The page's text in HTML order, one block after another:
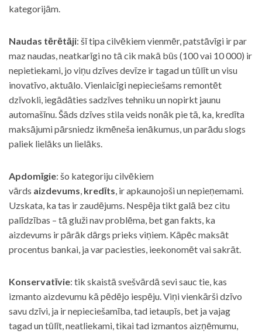
kategorijām.
Naudas tērētāji: šī tipa cilvēkiem vienmēr, patstāvīgi ir par
maz naudas, neatkarīgi no tā cik makā būs (100 vai 10 000) ir
nepietiekami, jo viņu dzīves devīze ir tagad un tūlīt un visu
inovatīvo, aktuālo. Vienlaicīgi nepieciešams remontēt
dzīvokli, iegādāties sadzīves tehniku un nopirkt jaunu
automašīnu. Šāds dzīves stila veids nonāk pie tā, ka, kredīta
maksājumi pārsniedz ikmēneša ienākumus, un parādu slogs
paliek lielāks un lielāks.
Apdomīgie: šo kategoriju cilvēkiem
vārds aizdevums, kredīts, ir apkaunojoši un nepieņemami.
Uzskata, ka tas ir zaudējums. Nespēja tikt galā bez citu
palīdzības – tā gluži nav problēma, bet gan fakts, ka
aizdevums ir pārāk dārgs prieks viņiem. Kāpēc maksāt
procentus bankai, ja var paciesties, ieekonomēt vai sakrāt.
Konservatīvie: tik skaistā svešvārdā sevi sauc tie, kas
izmanto aizdevumu kā pēdējo iespēju. Viņi vienkārši dzīvo
savu dzīvi, ja ir nepieciešamība, tad ietaupīs, bet ja vajag
tagad un tūlīt, neatliekami, tikai tad izmantos aizņēmumu,